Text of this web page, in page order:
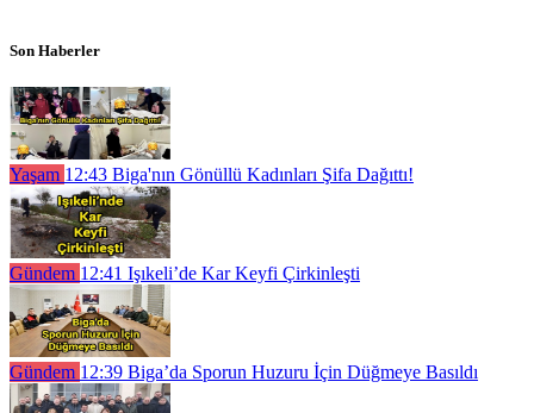
Son Haberler
Yaşam 12:43 Biga'nın Gönüllü Kadınları Şifa Dağıttı!
Gündem 12:41 Işıkeli’de Kar Keyfi Çirkinleşti
Gündem 12:39 Biga’da Sporun Huzuru İçin Düğmeye Basıldı